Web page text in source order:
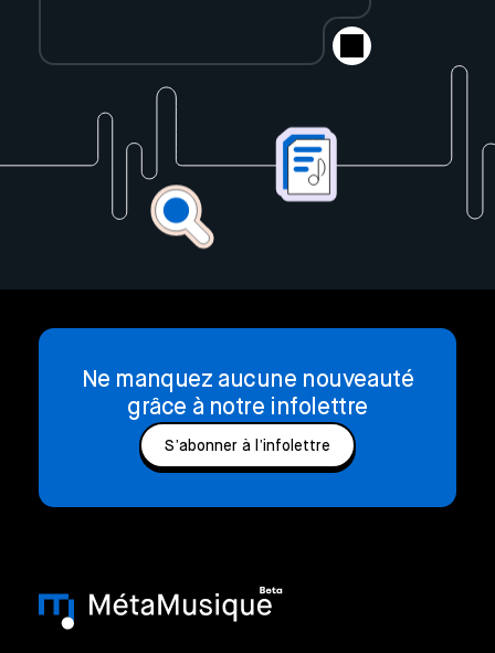
Ne manquez aucune nouveauté
grâce à notre infolettre
S’abonner à l’infolettre